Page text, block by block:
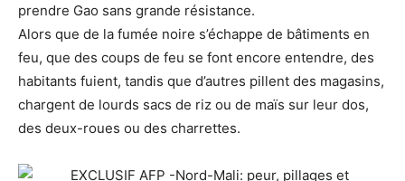
prendre Gao sans grande résistance.
Alors que de la fumée noire s’échappe de bâtiments en
feu, que des coups de feu se font encore entendre, des
habitants fuient, tandis que d’autres pillent des magasins,
chargent de lourds sacs de riz ou de maïs sur leur dos,
des deux-roues ou des charrettes.